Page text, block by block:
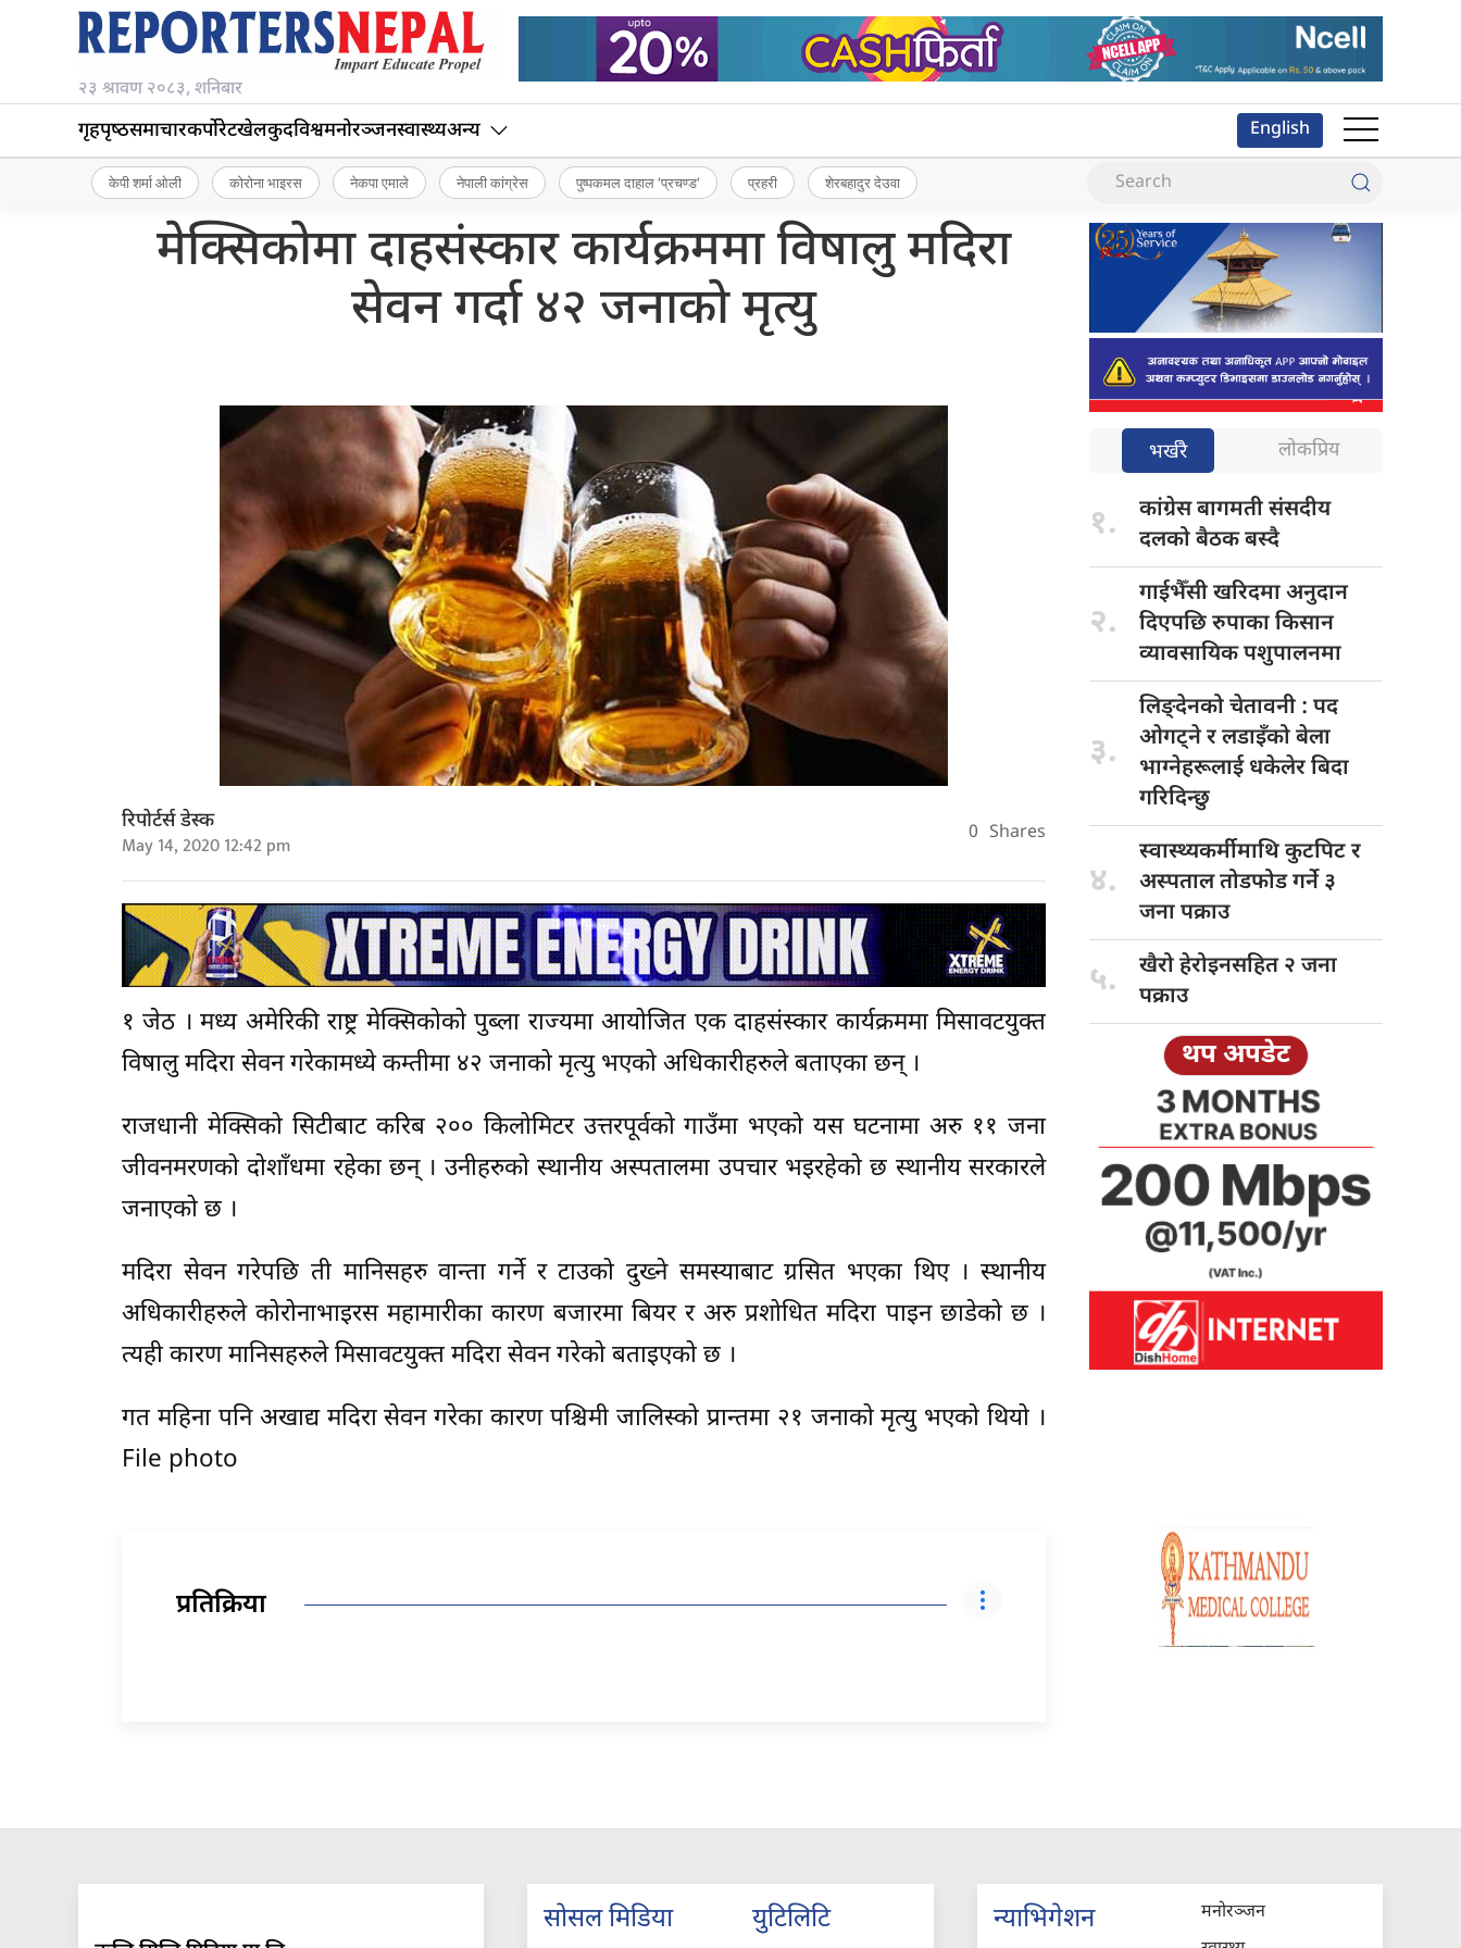
२३ श्रावण २०८३, शनिबार
गृहपृष्‍ठसमाचारकर्पोरेटखेलकुदविश्वमनोरञ्जनस्वास्थ्यअन्य English
केपी शर्मा ओली कोरोना भाइरस नेकपा एमाले नेपाली कांग्रेस पुष्पकमल दाहाल ‘प्रचण्ड’ प्रहरी शेरबहादुर देउवा
मेक्सिकोमा दाहसंस्कार कार्यक्रममा विषालु मदिरा
सेवन गर्दा ४२ जनाको मृत्यु
रिपोर्टर्स डेस्क
May 14, 2020 12:42 pm 0 Shares
१ जेठ । मध्य अमेरिकी राष्ट्र मेक्सिकोको पुब्ला राज्यमा आयोजित एक दाहसंस्कार कार्यक्रममा मिसावटयुक्त
विषालु मदिरा सेवन गरेकामध्ये कम्तीमा ४२ जनाको मृत्यु भएको अधिकारीहरुले बताएका छन् ।
राजधानी मेक्सिको सिटीबाट करिब २०० किलोमिटर उत्तरपूर्वको गाउँमा भएको यस घटनामा अरु ११ जना
जीवनमरणको दोशाँधमा रहेका छन् । उनीहरुको स्थानीय अस्पतालमा उपचार भइरहेको छ स्थानीय सरकारले
जनाएको छ ।
मदिरा सेवन गरेपछि ती मानिसहरु वान्ता गर्ने र टाउको दुख्ने समस्याबाट ग्रसित भएका थिए । स्थानीय
अधिकारीहरुले कोरोनाभाइरस महामारीका कारण बजारमा बियर र अरु प्रशोधित मदिरा पाइन छाडेको छ ।
त्यही कारण मानिसहरुले मिसावटयुक्त मदिरा सेवन गरेको बताइएको छ ।
गत महिना पनि अखाद्य मदिरा सेवन गरेका कारण पश्चिमी जालिस्को प्रान्तमा २१ जनाको मृत्यु भएको थियो ।
File photo
प्रतिक्रिया
भर्खरै लोकप्रिय
१. कांग्रेस बागमतीसंसदीय
दलको बैठक बस्दै
२.
गाईभैँसी खरिदमाअनुदान
दिएपछि रुपाका किसान
व्यावसायिक पशुपालनमा
३.
लिङ्देनको चेतावनी : पद
ओगट्ने र लडाइँको बेला
भाग्नेहरूलाई धकेलेर बिदा
गरिदिन्छु
४.
स्वास्थ्यकर्मीमाथि कुटपिटर
अस्पताल तोडफोड गर्ने ३
जना पक्राउ
५. खैरो हेरोइनसहित२ जना
पक्राउ
थप अपडेट
सोसल मिडिया युटिलिटि न्याभिगेशन
मनोरञ्जन